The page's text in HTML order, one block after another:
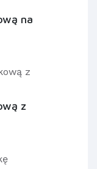
na
z